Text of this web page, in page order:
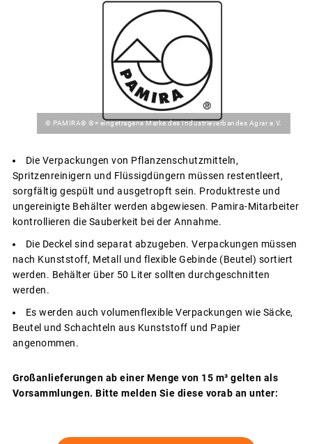
© PAMIRA® ®= eingetragene Marke des Industrieverbandes Agrar e.V.
Die Verpackungen von Pflanzenschutzmitteln,
Spritzenreinigern und Flüssigdüngern müssen restentleert,
sorgfältig gespült und ausgetropft sein. Produktreste und
ungereinigte Behälter werden abgewiesen. Pamira-Mitarbeiter
kontrollieren die Sauberkeit bei der Annahme.
Die Deckel sind separat abzugeben. Verpackungen müssen
nach Kunststoff, Metall und flexible Gebinde (Beutel) sortiert
werden. Behälter über 50 Liter sollten durchgeschnitten
werden.
Es werden auch volumenflexible Verpackungen wie Säcke,
Beutel und Schachteln aus Kunststoff und Papier
angenommen.
Großanlieferungen ab einer Menge von 15 m³ gelten als
Vorsammlungen. Bitte melden Sie diese vorab an unter: